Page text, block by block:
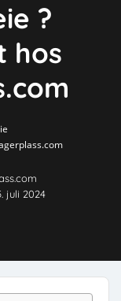
?
hos
juli 2024